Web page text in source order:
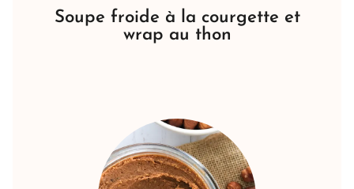
Soupe froide à la courgette et
wrap au thon